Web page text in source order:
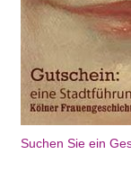
Suchen Sie ein